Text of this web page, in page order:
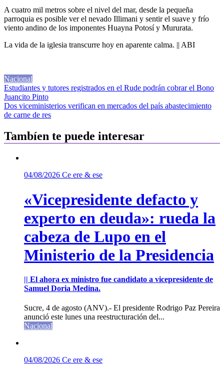
A cuatro mil metros sobre el nivel del mar, desde la pequeña
parroquia es posible ver el nevado Illimani y sentir el suave y frío
viento andino de los imponentes Huayna Potosí y Mururata.
La vida de la iglesia transcurre hoy en aparente calma. || ABI
Nacional
Navegación
de
entradas
Estudiantes y tutores registrados en el Rude podrán cobrar el Bono
Juancito Pinto
Dos viceministerios verifican en mercados del país abastecimiento
de carne de res
Tambíen te puede interesar
04/08/2026 Ce ere & ese
«Vicepresidente defacto y
experto en deuda»: rueda la
cabeza de Lupo en el
Ministerio de la Presidencia
|| El ahora ex ministro fue candidato a vicepresidente de
Samuel Doria Medina.
Sucre, 4 de agosto (ANV).- El presidente Rodrigo Paz Pereira
anunció este lunes una reestructuración del...
Nacional
04/08/2026 Ce ere & ese